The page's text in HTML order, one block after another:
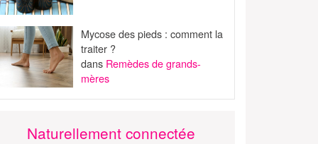
Mycose des pieds : comment la
traiter ?
dans Remèdes de grands-
mères
Naturellement connectée